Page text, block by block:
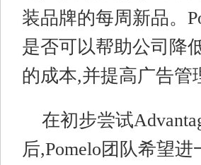
装品牌的每周新品。
是否可以帮助公司降
的成本,并提高广告管
在初步尝试
后,Pomelo团队希望